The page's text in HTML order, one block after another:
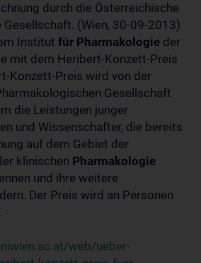
durch die Österreichische
(Wien, 30-09-2013)
Institut für Pharmakologie der
mit dem Heribert-Konzett-Preis
Konzett-Preis wird von der
Gesellschaft
die Leistungen junger
und Wissenschafter, die bereits
auf dem Gebiet der
klinischen Pharmakologie
und ihre weitere
Der Preis wird an Personen
web/ueber-